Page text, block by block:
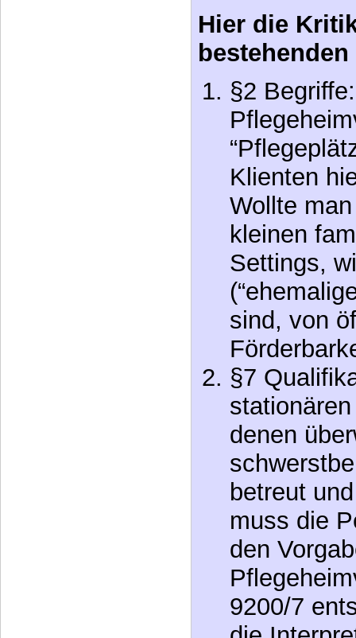
Hier die
§2
Klienten
Wollte
kleinen
Settings,
sind, von
§7
denen
betreut
muss die
den
9200/7